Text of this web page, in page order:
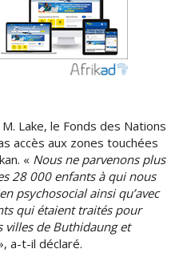
Lake, le Fonds des Nations
accès aux zones touchées
. « Nous ne parvenons plus
28 000 enfants à qui nous
psychosocial ainsi qu’avec
qui étaient traités pour
villes de Buthidaunget
a-t-il déclaré.